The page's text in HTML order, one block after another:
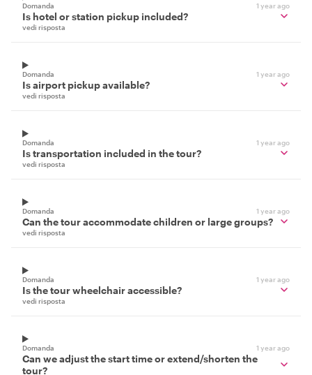
Domanda 1 year ago
Is hotel or station pickup included?
vedi risposta
Domanda 1 year ago
Is airport pickup available?
vedi risposta
Domanda 1 year ago
Is transportation included in the tour?
vedi risposta
Domanda 1 year ago
Can the tour accommodate children or large groups?
vedi risposta
Domanda 1 year ago
Is the tour wheelchair accessible?
vedi risposta
Domanda 1 year ago
Can we adjust the start time or extend/shorten the
tour?